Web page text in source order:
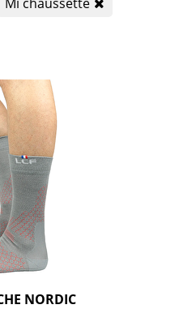
NORDIC